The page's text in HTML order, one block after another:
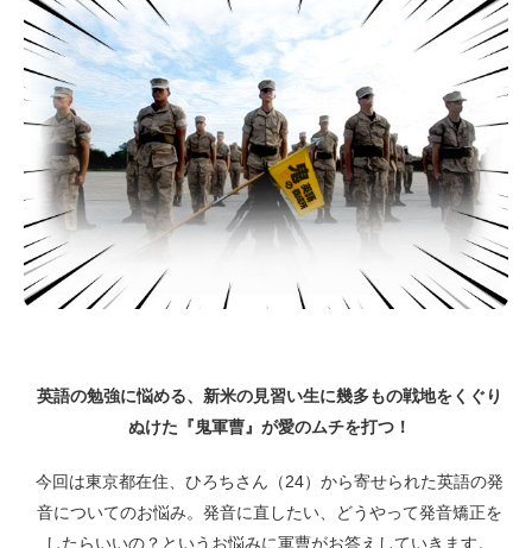
英語の勉強に悩める、新米の見習い生に幾多もの戦地をくぐり
ぬけた『鬼軍曹』が愛のムチを打つ！
今回は東京都在住、ひろちさん（24）から寄せられた英語の発
音についてのお悩み。発音に直したい、どうやって発音矯正を
したらいいの？というお悩みに軍曹がお答えしていきます。